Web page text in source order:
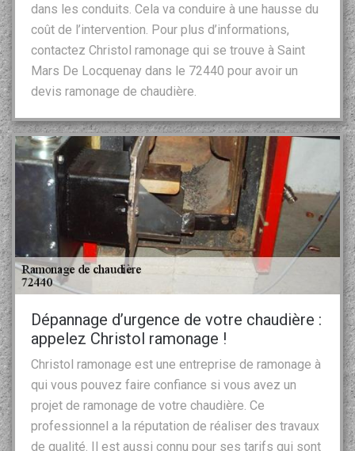
dans les conduits. Cela va conduire à une hausse du
coût de l’intervention. Pour plus d’informations,
contactez Christol ramonage qui se trouve à Saint
Mars De Locquenay dans le 72440 pour avoir un
devis ramonage de chaudière.
Dépannage d’urgence de votre chaudière :
appelez Christol ramonage !
Christol ramonage est une entreprise de ramonage à
qui vous pouvez faire confiance si vous avez un
projet de ramonage de votre chaudière. Ce
professionnel a la réputation de réaliser des travaux
de qualité. Il est aussi connu pour ses tarifs qui sont